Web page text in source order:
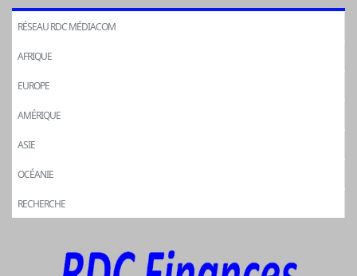
RÉSEAU RDC MÉDIACOM
AFRIQUE
EUROPE
AMÉRIQUE
ASIE
OCÉANIE
RECHERCHE